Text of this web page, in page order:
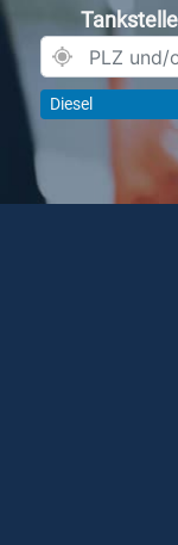
Diesel